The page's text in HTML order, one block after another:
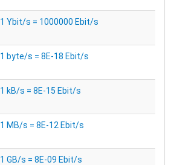
1 Ybit/s = 1000000 Ebit/s
1 byte/s = 8E-18 Ebit/s
1 kB/s = 8E-15 Ebit/s
1 MB/s = 8E-12 Ebit/s
1 GB/s = 8E-09 Ebit/s